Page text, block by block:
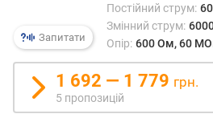
т
о
ю
д
о
Запитати
Постійний струм:
Змінний струм:
Опір: 600 Ом, 60
1 692 — 1 779 грн.
5 пропозицій